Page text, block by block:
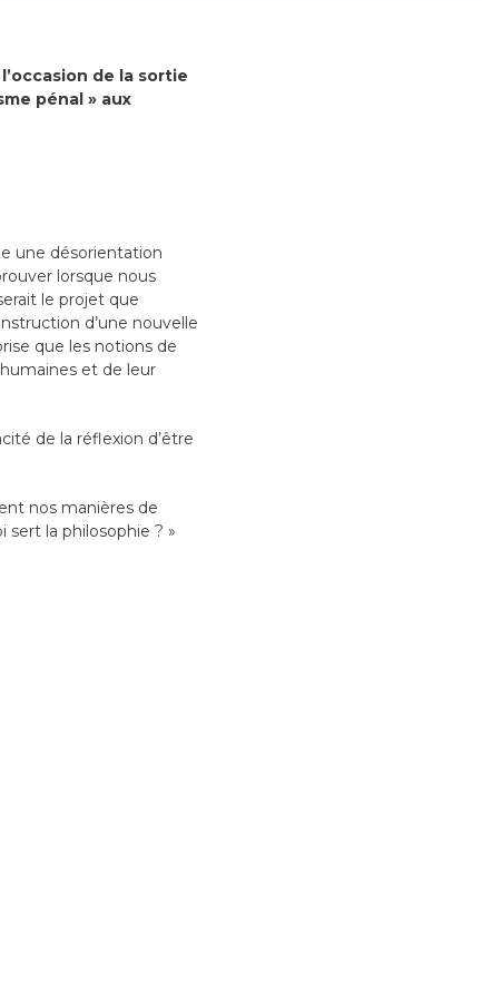
de la sortie
pénal » aux
une désorientation
lorsque nous
le projet que
d’une nouvelle
que les notions de
et de leur
de la réflexion d’être
nos manières de
la philosophie ? »